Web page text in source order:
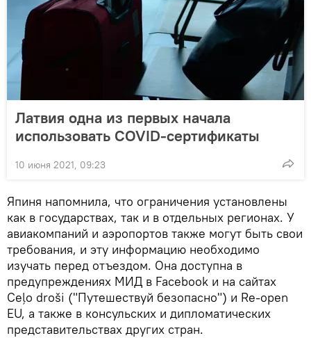
Латвия одна из первых начала
использовать COVID-сертификаты
10 июня 2021, 09:23
Япиня напомнила, что ограничения установлены
как в государствах, так и в отдельных регионах. У
авиакомпаний и аэропортов также могут быть свои
требования, и эту информацию необходимо
изучать перед отъездом. Она доступна в
предупреждениях МИД в Facebook и на сайтах
Ceļo droši ("Путешествуй безопасно") и Re-open
EU, а также в консульских и дипломатических
представительствах других стран.